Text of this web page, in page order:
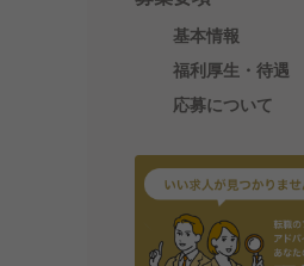
基本情報
福利厚生・待遇
応募について